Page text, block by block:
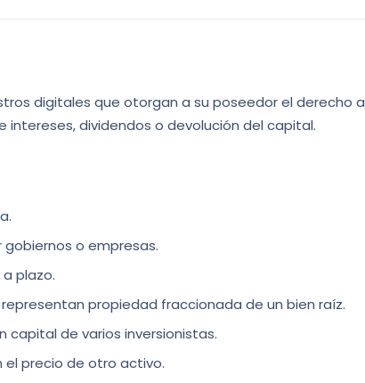
digitales que otorgan a su poseedor el derecho a
dividendos o devolución del capital.
o empresas.
plazo.
propiedad fraccionada de un bien raíz.
capital de varios inversionistas.
precio de otro activo.